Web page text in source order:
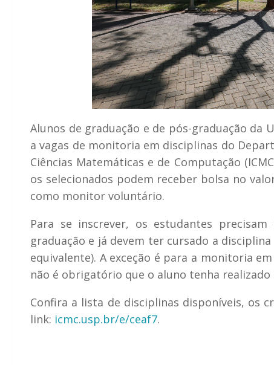
Alunos de graduação e de pós-graduação da
a vagas de monitoria em disciplinas do
Ciências Matemáticas e de Computação
os selecionados podem receber bolsa no
como monitor voluntário.
Para se inscrever, os estudantes
graduação e já devem ter cursado a
equivalente). A exceção é para a monitoria
não é obrigatório que o aluno tenha realizado
Confira a lista de disciplinas disponíveis, os
link: icmc.usp.br/e/ceaf7.